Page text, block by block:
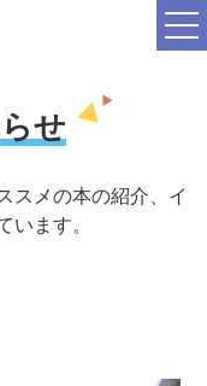
せ
スメの本の紹介、イ
います。